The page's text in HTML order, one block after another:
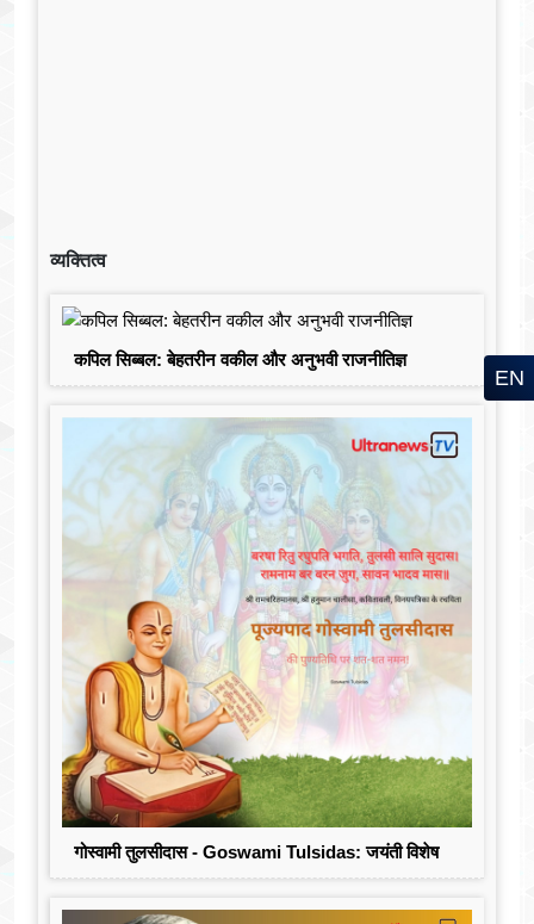
व्यक्तित्व
कपिल सिब्बल: बेहतरीन वकील और अनुभवी राजनीतिज्ञ
गोस्वामी तुलसीदास - Goswami Tulsidas: जयंती विशेष
EN